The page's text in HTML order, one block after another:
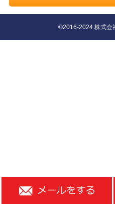
©2016-2024 株式会